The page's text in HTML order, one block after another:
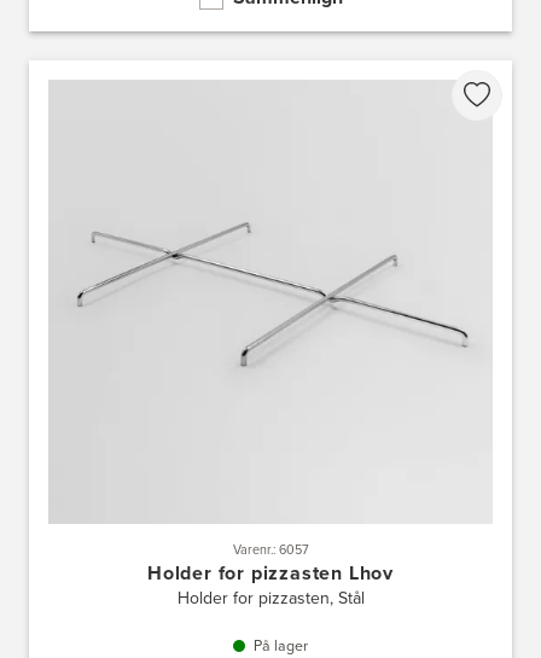
Varenr.: 6057
Holder for pizzasten Lhov
Holder for pizzasten, Stål
På lager